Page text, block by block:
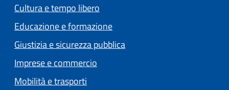
Cultura e tempo libero
Educazione e formazione
Giustizia e sicurezza pubblica
Imprese e commercio
Mobilità e trasporti